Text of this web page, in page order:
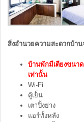
สิ่งอำนวยความสะดวกบ้า
บ้านพักมีเตียงขนา
เท่านั้น
Wi-Fi
ตู้เย็น
เตาปิ้งย่าง
แอร์ทั้งหลัง